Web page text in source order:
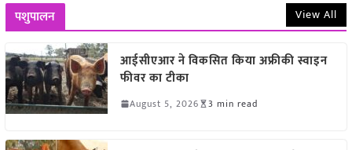
पशुपालन View All
आईसीएआर ने विकसित किया अफ्रीकी स्वाइन
फीवर का टीका
August 5, 2026 3 min read